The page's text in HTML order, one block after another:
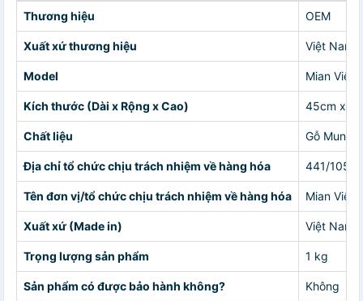
Thương hiệu OEM
Xuất xứ thương hiệu Việt Nam
Model Mian Việt
Kích thước (Dài x Rộng x Cao) 45cm x
Chất liệu Gỗ Mun
Địa chỉ tổ chức chịu trách nhiệm về hàng hóa 441/105
Tên đơn vị/tổ chức chịu trách nhiệm về hàng hóa Mian Việt
Xuất xứ (Made in) Việt Nam
Trọng lượng sản phẩm 1 kg
Sản phẩm có được bảo hành không? Không